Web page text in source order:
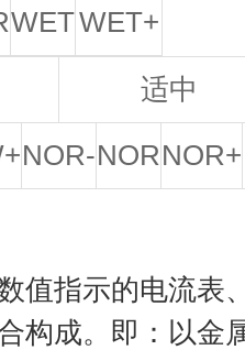
WETWET+
适中
NOR-NORNOR+
值指示的电流表
构成。即：以金